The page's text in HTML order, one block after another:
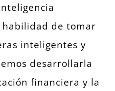
de tomar
inteligentes y
desarrollarla
financiera y la